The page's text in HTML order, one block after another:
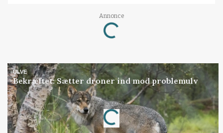
Annonce
Loading...
ULVE
Bekræftet: Sætter droner ind mod problemulv
Annonce
Loading...